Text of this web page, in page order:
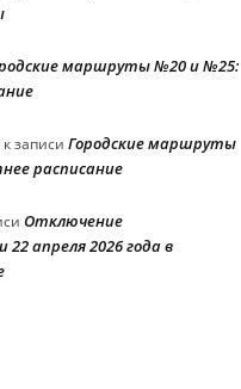
маршруты №20 и №25:
к записи Городские маршруты
расписание
Отключение
22 апреля 2026 года в